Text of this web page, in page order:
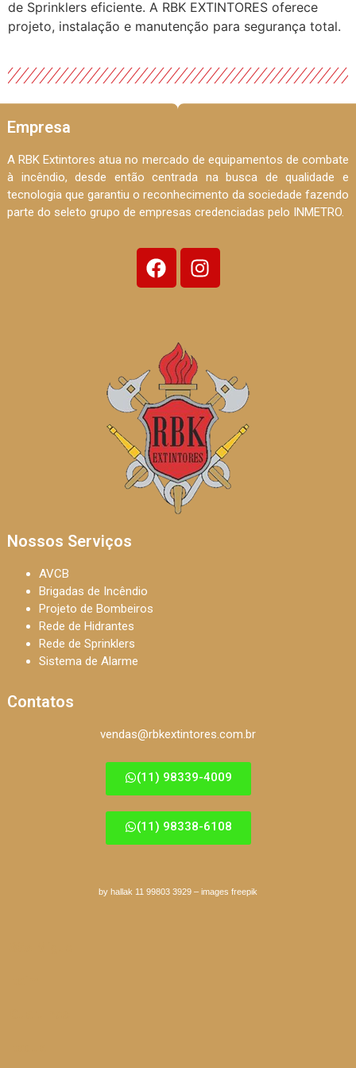
de Sprinklers eficiente. A RBK EXTINTORES oferece
projeto, instalação e manutenção para segurança total.
Empresa
A RBK Extintores atua no mercado de equipamentos de combate
à incêndio, desde então centrada na busca de qualidade e
tecnologia que garantiu o reconhecimento da sociedade fazendo
parte do seleto grupo de empresas credenciadas pelo INMETRO.
Nossos Serviços
AVCB
Brigadas de Incêndio
Projeto de Bombeiros
Rede de Hidrantes
Rede de Sprinklers
Sistema de Alarme
Contatos
vendas@rbkextintores.com.br
(11) 98339-4009
(11) 98338-6108
by hallak 11 99803 3929 – images freepik